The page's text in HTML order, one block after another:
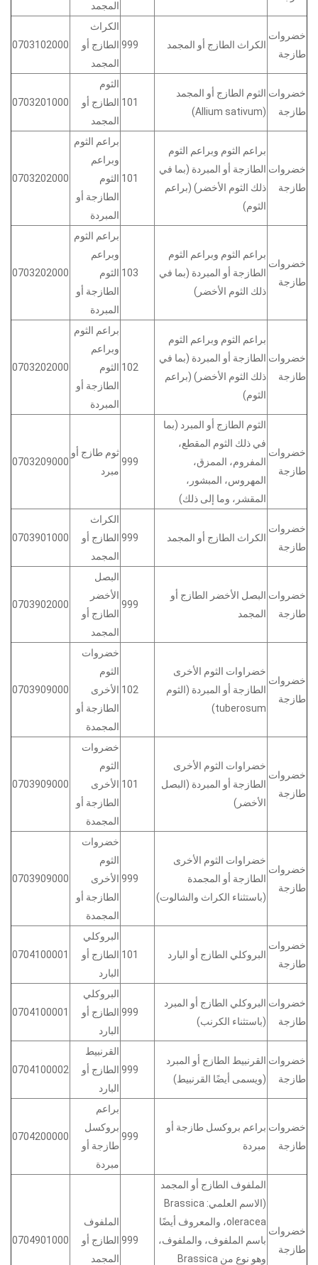
المجمد
0703102000
الكراث
الطازج أو
المجمد
999 الكراث الطازج أو المجمد
خضروات
طازجة
0703201000
الثوم
الطازج أو
المجمد
101
الثوم الطازج أو المجمد
(Allium sativum)
خضروات
طازجة
0703202000
براعم الثوم
وبراعم
الثوم
الطازجة أو
المبردة
101
براعم الثوم وبراعم الثوم
الطازجة أو المبردة (بما في
ذلك الثوم الأخضر) (براعم
الثوم)
خضروات
طازجة
0703202000
براعم الثوم
وبراعم
الثوم
الطازجة أو
المبردة
103
براعم الثوم وبراعم الثوم
الطازجة أو المبردة (بما في
ذلك الثوم الأخضر)
خضروات
طازجة
0703202000
براعم الثوم
وبراعم
الثوم
الطازجة أو
المبردة
102
براعم الثوم وبراعم الثوم
الطازجة أو المبردة (بما في
ذلك الثوم الأخضر) (براعم
الثوم)
خضروات
طازجة
0703209000
ثوم طازج أو
مبرد
999
الثوم الطازج أو المبرد (بما
في ذلك الثوم المقطع،
المفروم، الممزق،
المهروس، المبشور،
المقشر، وما إلى ذلك)
خضروات
طازجة
0703901000
الكراث
الطازج أو
المجمد
999 الكراث الطازج أو المجمد
خضروات
طازجة
0703902000
البصل
الأخضر
الطازج أو
المجمد
999
البصل الأخضر الطازج أو
المجمد
خضروات
طازجة
0703909000
خضروات
الثوم
الأخرى
الطازجة أو
المجمدة
102
خضراوات الثوم الأخرى
الطازجة أو المبردة (الثوم
tuberosum)
خضروات
طازجة
0703909000
خضروات
الثوم
الأخرى
الطازجة أو
المجمدة
101
خضراوات الثوم الأخرى
الطازجة أو المبردة (البصل
الأخضر)
خضروات
طازجة
0703909000
خضروات
الثوم
الأخرى
الطازجة أو
المجمدة
999
خضراوات الثوم الأخرى
الطازجة أو المجمدة
(باستثناء الكراث والشالوت)
خضروات
طازجة
0704100001
البروكلي
الطازج أو
البارد
101 البروكلي الطازج أو البارد
خضروات
طازجة
0704100001
البروكلي
الطازج أو
البارد
999
البروكلي الطازج أو المبرد
(باستثناء الكرنب)
خضروات
طازجة
0704100002
القرنبيط
الطازج أو
البارد
999
القرنبيط الطازج أو المبرد
(ويسمى أيضًا القرنبيط)
خضروات
طازجة
0704200000
براعم
بروكسل
طازجة أو
مبردة
999
براعم بروكسل طازجة أو
مبردة
خضروات
طازجة
0704901000
الملفوف
الطازج أو
المجمد
999
الملفوف الطازج أو المجمد
(الاسم العلمي: Brassica
oleracea، والمعروف أيضًا
باسم الملفوف، والملفوف،
وهو نوع من Brassica
خضروات
طازجة